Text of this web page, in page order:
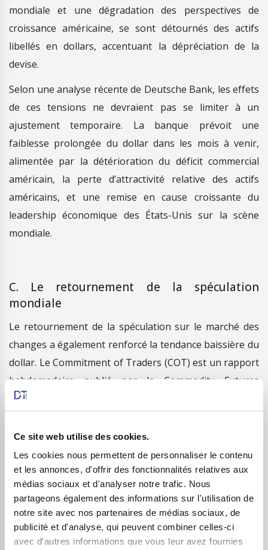
Ce site web utilise des cookies.
Les cookies nous permettent de personnaliser le contenu
et les annonces, d'offrir des fonctionnalités relatives aux
médias sociaux et d'analyser notre trafic. Nous
partageons également des informations sur l'utilisation de
notre site avec nos partenaires de médias sociaux, de
publicité et d'analyse, qui peuvent combiner celles-ci
avec d'autres informations que vous leur avez fournies
mondiale et une dégradation des perspectives de
croissance américaine, se sont détournés des actifs
libellés en dollars, accentuant la dépréciation de la
devise.
Selon une analyse récente de Deutsche Bank, les effets
de ces tensions ne devraient pas se limiter à un
ajustement temporaire. La banque prévoit une
faiblesse prolongée du dollar dans les mois à venir,
alimentée par la détérioration du déficit commercial
américain, la perte d’attractivité relative des actifs
américains, et une remise en cause croissante du
leadership économique des États-Unis sur la scène
mondiale.
C. Le retournement de la spéculation
mondiale
Le retournement de la spéculation sur le marché des
changes a également renforcé la tendance baissière du
dollar. Le Commitment of Traders (COT) est un rapport
hebdomadaire publié par la Commodity Futures
Trading Commission (CFTC), qui détaille les positions
notamment les fonds spéculatifs. L’analyse de ces
données révèle un changement majeur d’orientation
parmi les investisseurs institutionnels et les fonds
spéculatifs au cours des derniers mois.
Alors qu’au début de l’année 2025, ces acteurs étaient
massivement positionnés à la baisse sur l’euro face au
R
ec
e
v
ez
n
os
al
ert
es
gr
at
uit
e
m
e
nt
!Restez connectés aux analyses exclusives des
équipes